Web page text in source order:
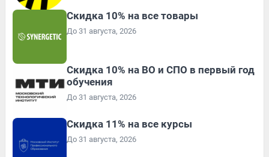
Скидка 10% на все товары
До 31 августа, 2026
Скидка 10% на ВО и СПО в первый год
обучения
До 31 августа, 2026
Скидка 11% на все курсы
До 31 августа, 2026